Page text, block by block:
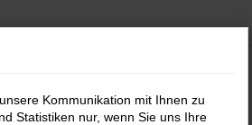
Kommunikation mit Ihnen zu
Statistiken nur, wenn Sie uns Ihre